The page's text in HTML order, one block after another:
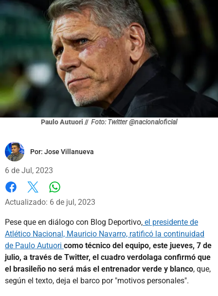
Paulo Autuori // Foto: Twitter @nacionaloficial
Por: Jose Villanueva
6 de Jul, 2023
Facebook
X
Actualizado: 6 de jul, 2023
Pese que en diálogo con Blog Deportivo, el presidente de
Atlético Nacional, Mauricio Navarro, ratificó la continuidad
de Paulo Autuori como técnico del equipo, este jueves, 7 de
julio, a través de Twitter, el cuadro verdolaga confirmó que
el brasileño no será más el entrenador verde y blanco, que,
según el texto, deja el barco por "motivos personales".